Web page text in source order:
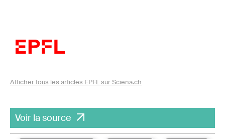
Afficher tous les articles EPFL sur Sciena.ch
Voir la source